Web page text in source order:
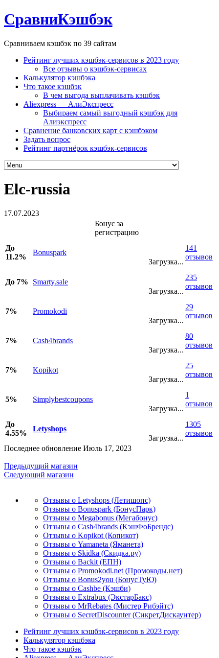
СравниКэшбэк
Сравниваем кэшбэк по 39 сайтам
Рейтинг лучших кэшбэк-сервисов в 2023 году
Все отзывы о кэшбэк-сервисах
Калькулятор кэшбэка
Что такое кэшбэк
В чем выгода выплачивать кэшбэк
Aliexpress — АлиЭкспресс
Выбираем самый выгодный кэшбэк для
Алиэкспресс
Сравнение банковских карт с кэшбэком
Задать вопрос
Рейтинг партнёрок кэшбэк-сервисов
Elc-russia
17.07.2023
Бонус за
регистрацию
До
11.2%
Bonuspark
Загрузка...
141
отзывов
До 7%
Smarty.sale
Загрузка...
235
отзывов
7%
Promokodi
Загрузка...
29
отзывов
7%
Cash4brands
Загрузка...
80
отзывов
7%
Kopikot
Загрузка...
25
отзывов
5%
Simplybestcoupons
Загрузка...
1
отзывов
До
4.55%
Letyshops
Загрузка...
1305
отзывов
Последнее обновление Июль 17, 2023
Предыдущий магазин
Следующий магазин
Отзывы о Letyshops (Летишопс)
Отзывы о Bonuspark (БонусПарк)
Отзывы о Megabonus (Мегабонус)
Отзывы о Cash4brands (КэшФоБрендс)
Отзывы о Kopikot (Копикот)
Отзывы о Yamaneta (Яманета)
Отзывы о Skidka (Скидка.ру)
Отзывы о Backit (ЕПН)
Отзывы о Promokodi.net (Промокоды.нет)
Отзывы о Bonus2you (БонусТуЮ)
Отзывы о Cashbe (Кэшби)
Отзывы о Extrabux (ЭкстарБакс)
Отзывы о MrRebates (Мистер Рибэйтс)
Отзывы о SecretDiscounter (СикретДискаунтер)
Рейтинг лучших кэшбэк-сервисов в 2023 году
Калькулятор кэшбэка
Что такое кэшбэк